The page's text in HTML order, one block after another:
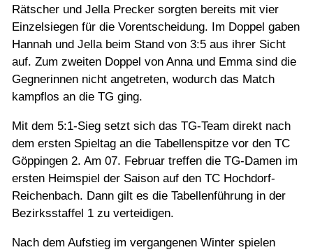
Training
Gaststätte
Rätscher und Jella Precker sorgten bereits mit vier
Einzelsiegen für die Vorentscheidung. Im Doppel gaben
Hannah und Jella beim Stand von 3:5 aus ihrer Sicht
auf. Zum zweiten Doppel von Anna und Emma sind die
Gegnerinnen nicht angetreten, wodurch das Match
kampflos an die TG ging.
Mit dem 5:1-Sieg setzt sich das TG-Team direkt nach
dem ersten Spieltag an die Tabellenspitze vor den TC
Göppingen 2. Am 07. Februar treffen die TG-Damen im
ersten Heimspiel der Saison auf den TC Hochdorf-
Reichenbach. Dann gilt es die Tabellenführung in der
Bezirksstaffel 1 zu verteidigen.
Nach dem Aufstieg im vergangenen Winter spielen